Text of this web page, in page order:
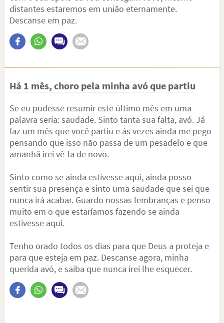
distantes estaremos em união eternamente.
Descanse em paz.
Há 1 mês, choro pela minha avó que partiu
Se eu pudesse resumir este último mês em uma
palavra seria: saudade. Sinto tanta sua falta, avó. Já
faz um mês que você partiu e às vezes ainda me pego
pensando que isso não passa de um pesadelo e que
amanhã irei vê-la de novo.
Sinto como se ainda estivesse aqui, ainda posso
sentir sua presença e sinto uma saudade que sei que
nunca irá acabar. Guardo nossas lembranças e penso
muito em o que estaríamos fazendo se ainda
estivesse aqui.
Tenho orado todos os dias para que Deus a proteja e
para que esteja em paz. Descanse agora, minha
querida avó, e saiba que nunca irei lhe esquecer.